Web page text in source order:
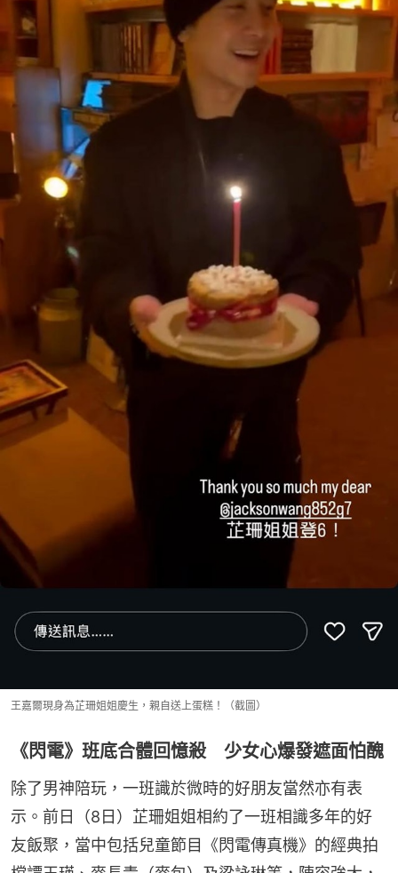
王嘉爾現身為芷珊姐姐慶生，親自送上蛋糕！（截圖）
《閃電》班底合體回憶殺 少女心爆發遮面怕醜
除了男神陪玩，一班識於微時的好朋友當然亦有表
示。前日（8日）芷珊姐姐相約了一班相識多年的好
友飯聚，當中包括兒童節目《閃電傳真機》的經典拍